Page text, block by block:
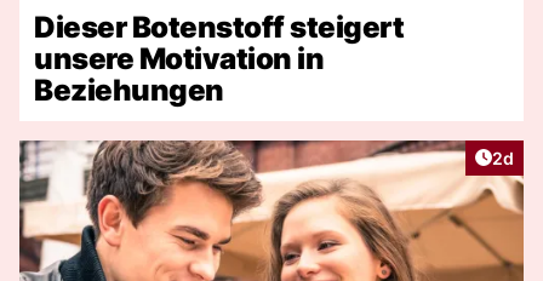
Dieser Botenstoff steigert
unsere Motivation in
Beziehungen
2d